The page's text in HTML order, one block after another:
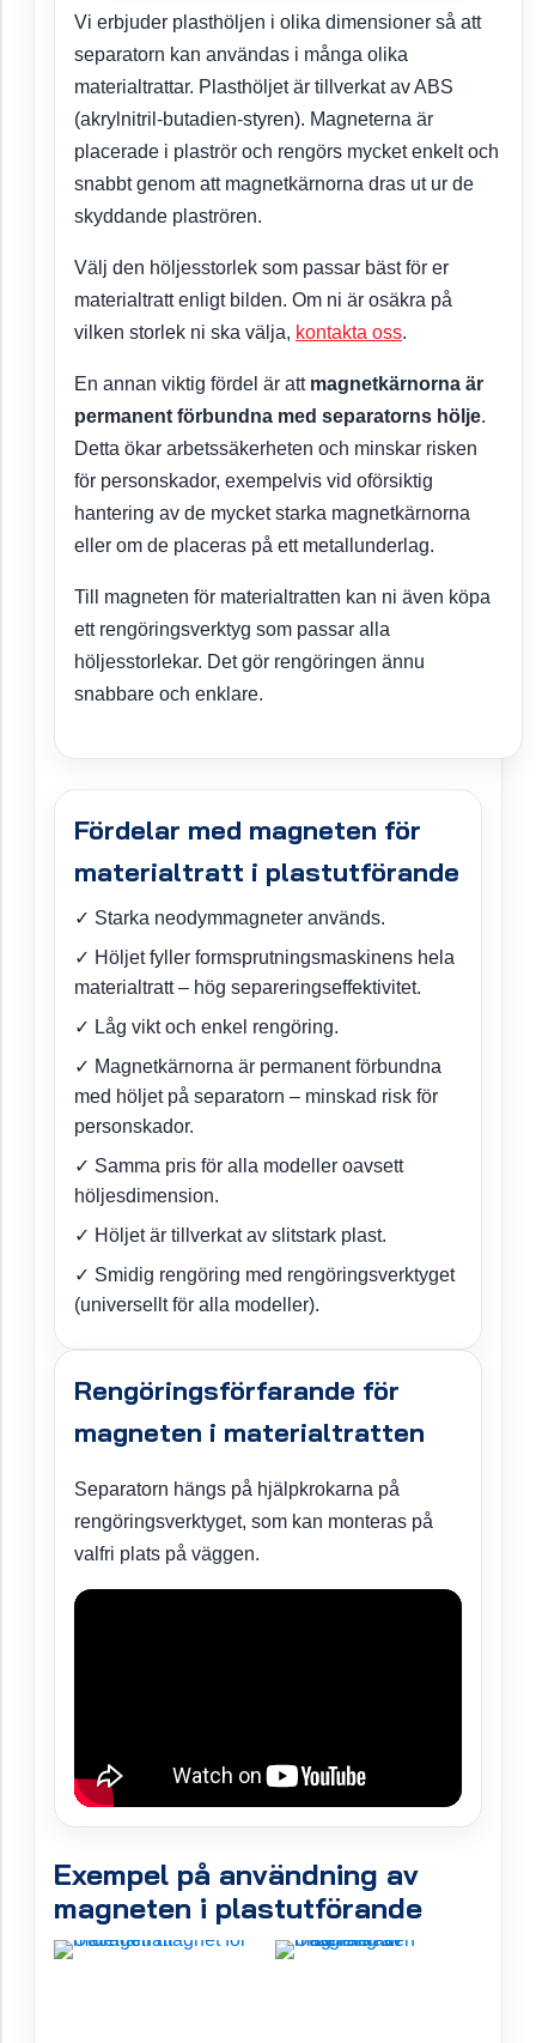
Vi erbjuder plasthöljen i olika dimensioner så att
separatorn kan användas i många olika
materialtrattar. Plasthöljet är tillverkat av ABS
(akrylnitril-butadien-styren). Magneterna är
placerade i plaströr och rengörs mycket enkelt och
snabbt genom att magnetkärnorna dras ut ur de
skyddande plaströren.
Välj den höljesstorlek som passar bäst för er
materialtratt enligt bilden. Om ni är osäkra på
vilken storlek ni ska välja, kontakta oss.
En annan viktig fördel är att magnetkärnorna är
permanent förbundna med separatorns hölje.
Detta ökar arbetssäkerheten och minskar risken
för personskador, exempelvis vid oförsiktig
hantering av de mycket starka magnetkärnorna
eller om de placeras på ett metallunderlag.
Till magneten för materialtratten kan ni även köpa
ett rengöringsverktyg som passar alla
höljesstorlekar. Det gör rengöringen ännu
snabbare och enklare.
Fördelar med magneten för
materialtratt i plastutförande
✓ Starka neodymmagneter används.
✓ Höljet fyller formsprutningsmaskinens hela
materialtratt – hög separeringseffektivitet.
✓ Låg vikt och enkel rengöring.
✓ Magnetkärnorna är permanent förbundna
med höljet på separatorn – minskad risk för
personskador.
✓ Samma pris för alla modeller oavsett
höljesdimension.
✓ Höljet är tillverkat av slitstark plast.
✓ Smidig rengöring med rengöringsverktyget
(universellt för alla modeller).
Rengöringsförfarande för
magneten i materialtratten
Separatorn hängs på hjälpkrokarna på
rengöringsverktyget, som kan monteras på
valfri plats på väggen.
Exempel på användning av
magneten i plastutförande